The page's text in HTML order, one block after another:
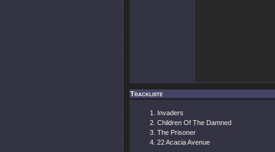
Trackliste
Invaders
Children Of The Damned
The Prisoner
22 Acacia Avenue